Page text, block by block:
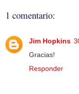
1 comentario:
Jim Hopkins
Gracias!
Responder